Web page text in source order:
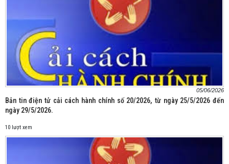
05/06/2026
Bản tin điện tử cải cách hành chính số 20/2026, từ ngày 25/5/2026 đến
ngày 29/5/2026.
10 lượt xem